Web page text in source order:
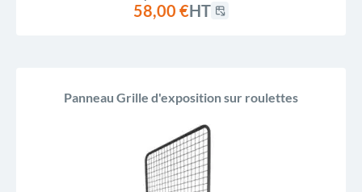
58,00 €HT
Panneau Grille d'exposition sur roulettes